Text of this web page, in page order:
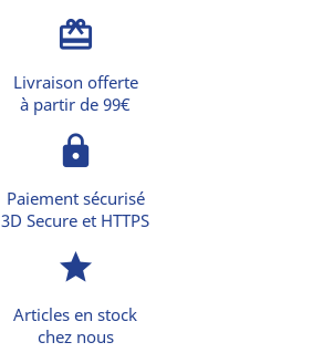
card_giftcard
Livraison offerte
à partir de 99€
lock
Paiement sécurisé
3D Secure et HTTPS
star
Articles en stock
chez nous